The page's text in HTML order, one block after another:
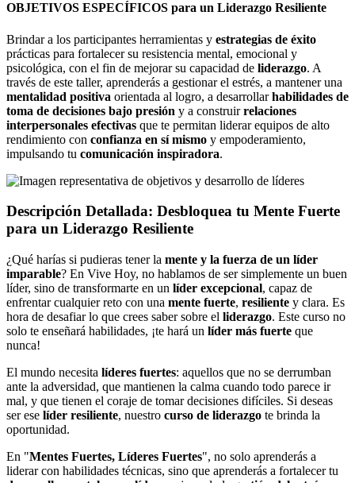
OBJETIVOS ESPECÍFICOS para un Liderazgo Resiliente
Brindar a los participantes herramientas y estrategias de éxito
prácticas para fortalecer su resistencia mental, emocional y
psicológica, con el fin de mejorar su capacidad de liderazgo. A
través de este taller, aprenderás a gestionar el estrés, a mantener una
mentalidad positiva orientada al logro, a desarrollarhabilidades de
toma de decisiones bajo presión y a construirrelaciones
interpersonales efectivas que te permitan liderar equipos de alto
rendimiento con confianza en sí mismo y empoderamiento,
impulsando tu comunicación inspiradora.
Descripción Detallada: Desbloquea tu Mente Fuerte
para un Liderazgo Resiliente
¿Qué harías si pudieras tener la mente y la fuerza de un líder
imparable? En Vive Hoy, no hablamos de ser simplemente un buen
líder, sino de transformarte en un líder excepcional, capaz de
enfrentar cualquier reto con una mente fuerte, resiliente y clara. Es
hora de desafiar lo que crees saber sobre el liderazgo. Este curso no
solo te enseñará habilidades, ¡te hará un líder más fuerte que
nunca!
El mundo necesita líderes fuertes: aquellos que no se derrumban
ante la adversidad, que mantienen la calma cuando todo parece ir
mal, y que tienen el coraje de tomar decisiones difíciles. Si deseas
ser ese líder resiliente, nuestro curso de liderazgo te brinda la
oportunidad.
En "Mentes Fuertes, Líderes Fuertes", no solo aprenderás a
liderar con habilidades técnicas, sino que aprenderás a fortalecer tu